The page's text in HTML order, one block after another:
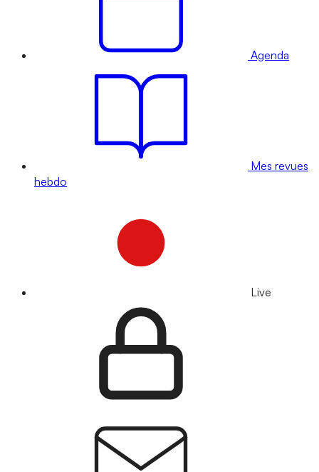
Agenda
Mes revues
hebdo
Live